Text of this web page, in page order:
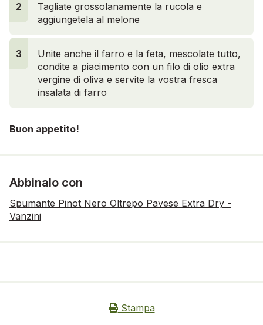
2
Tagliate grossolanamente la rucola e
aggiungetela al melone
3
Unite anche il farro e la feta, mescolate tutto,
condite a piacimento con un filo di olio extra
vergine di oliva e servite la vostra fresca
insalata di farro
Buon appetito!
Abbinalo con
Spumante Pinot Nero Oltrepo Pavese Extra Dry -
Vanzini
Stampa